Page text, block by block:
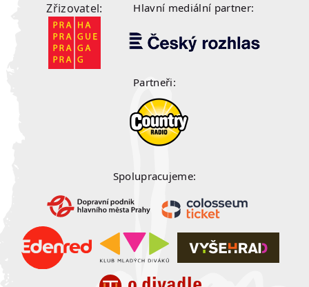
Zřizovatel: Hlavní mediální partner:
Partneři:
Spolupracujeme: